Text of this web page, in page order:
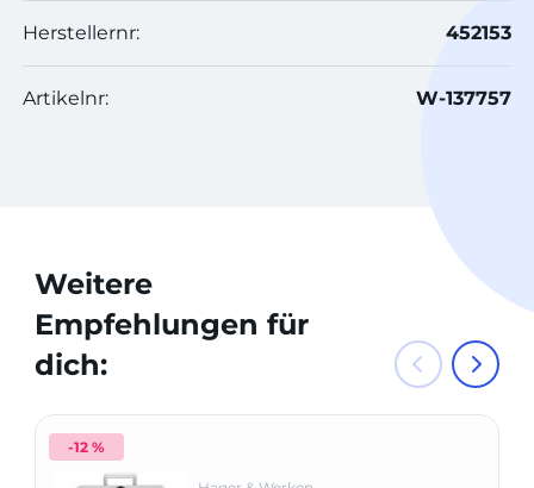
Herstellernr: 452153
Artikelnr: W-137757
Weitere
Empfehlungen für
dich:
-12 %